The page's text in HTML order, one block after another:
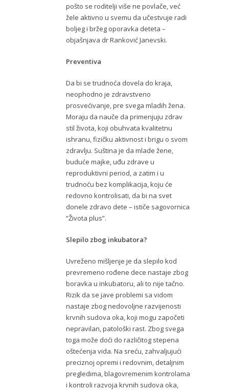
pošto se roditelji više ne povlače, već
žele aktivno u svemu da učestvuje radi
boljeg i bržeg oporavka deteta –
objašnjava dr Ranković Janevski.
Preventiva
Da bi se trudnoća dovela do kraja,
neophodno je zdravstveno
prosvećivanje, pre svega mladih žena.
Moraju da nauče da primenjuju zdrav
stil života, koji obuhvata kvalitetnu
ishranu, fizičku aktivnost i brigu o svom
zdravlju. Suština je da mlade žene,
buduće majke, uđu zdrave u
reproduktivni period, a zatim i u
trudnoću bez komplikacija, koju će
redovno kontrolisati, da bi na svet
donele zdravo dete – ističe sagovornica
“Života plus”.
Slepilo zbog inkubatora?
Uvreženo mišljenje je da slepilo kod
prevremeno rođene dece nastaje zbog
boravka u inkubatoru, ali to nije tačno.
Rizik da se jave problemi sa vidom
nastaje zbog nedovoljne razvijenosti
krvnih sudova oka, koji mogu započeti
nepravilan, patološki rast. Zbog svega
toga može doći do različitog stepena
oštećenja vida. Na sreću, zahvaljujući
preciznoj opremi i redovnim, detaljnim
pregledima, blagovremenim kontrolama
i kontroli razvoja krvnih sudova oka,